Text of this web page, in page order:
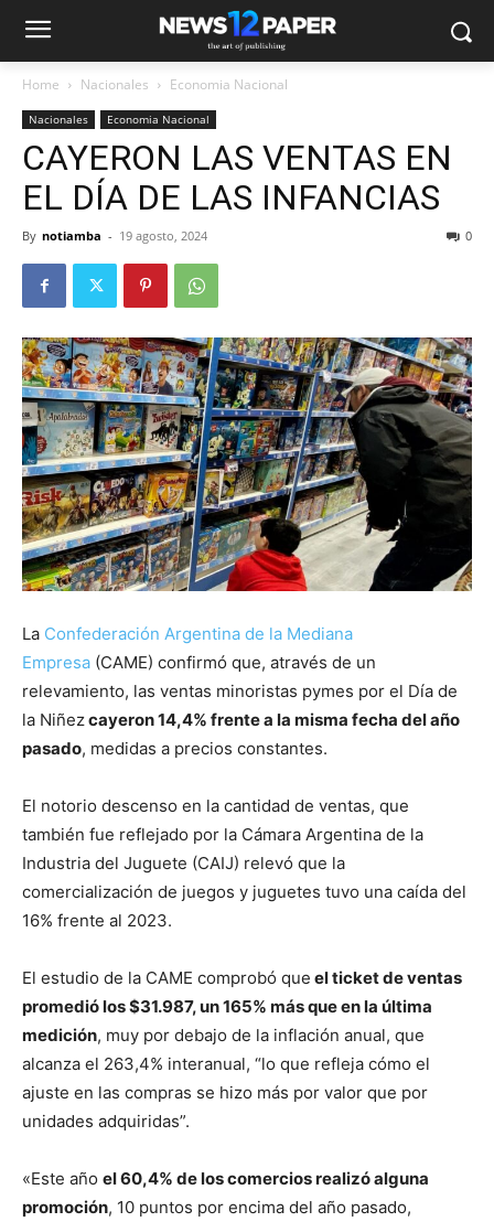
Home Nacionales Economia Nacional
Nacionales Economia Nacional
CAYERON LAS VENTAS EN
EL DÍA DE LAS INFANCIAS
By notiamba - 19 agosto, 2024 0
La Confederación Argentina de la Mediana
Empresa (CAME) confirmó que, através de un
relevamiento, las ventas minoristas pymes por el Día de
la Niñezcayeron 14,4% frente a la misma fecha del año
pasado, medidas a precios constantes.
El notorio descenso en la cantidad de ventas, que
también fue reflejado por la Cámara Argentina de la
Industria del Juguete (CAIJ) relevó que la
comercialización de juegos y juguetes tuvo una caída del
16% frente al 2023.
El estudio de la CAME comprobó que el ticket de ventas
promedió los $31.987, un 165% más que en la última
medición, muy por debajo de la inflación anual, que
alcanza el 263,4% interanual, “lo que refleja cómo el
ajuste en las compras se hizo más por valor que por
unidades adquiridas”.
«Este año el 60,4% de los comercios realizó alguna
promoción, 10 puntos por encima del año pasado,